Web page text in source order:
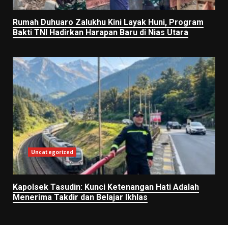
Rumah Duhuaro Zalukhu Kini Layak Huni, Program
Bakti TNI Hadirkan Harapan Baru di Nias Utara
Uncategorized
Kapolsek Tasudin: Kunci Ketenangan Hati Adalah
Menerima Takdir dan Belajar Ikhlas